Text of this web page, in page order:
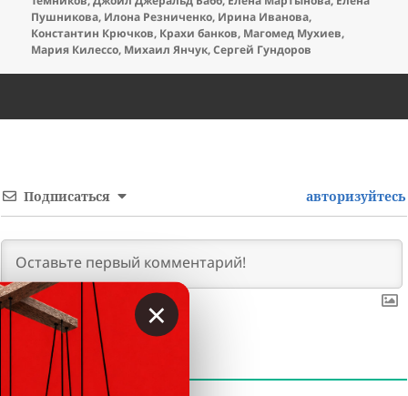
Пушникова, Илона Резниченко, Ирина Иванова,
Константин Крючков, Крахи банков, Магомед Мухиев,
Мария Килессо, Михаил Янчук,Сергей Гундоров
Подписаться авторизуйтесь
КОММЕНТАРИЕВ
×